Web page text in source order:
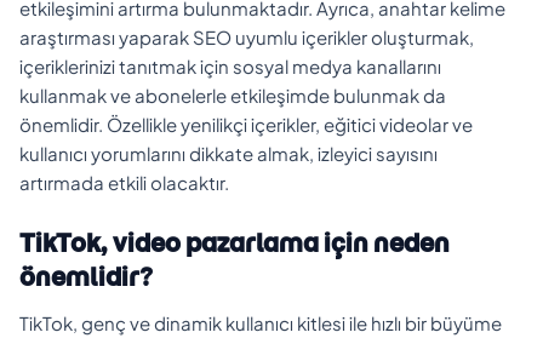
etkileşimini artırma bulunmaktadır. Ayrıca, anahtar kelime
araştırması yaparak SEO uyumlu içerikler oluşturmak,
içeriklerinizi tanıtmak için sosyal medya kanallarını
kullanmak ve abonelerle etkileşimde bulunmak da
önemlidir. Özellikle yenilikçi içerikler, eğitici videolar ve
kullanıcı yorumlarını dikkate almak, izleyici sayısını
artırmada etkili olacaktır.
TikTok, video pazarlama için neden
önemlidir?
TikTok, genç ve dinamik kullanıcı kitlesi ile hızlı bir büyüme